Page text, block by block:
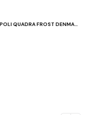
PORTE-PAPIER TOILETTE CUIVRE POLI QUADRA FROST DENMARK